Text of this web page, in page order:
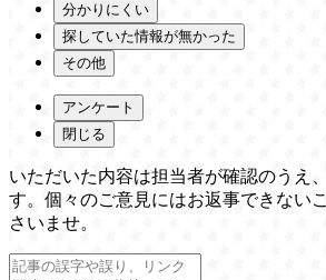
分かりにくい
探していた情報が無かった
その他
アンケート
閉じる
いただいた内容は担当者が確認のうえ
す。個々のご意見にはお返事できない
さいませ。